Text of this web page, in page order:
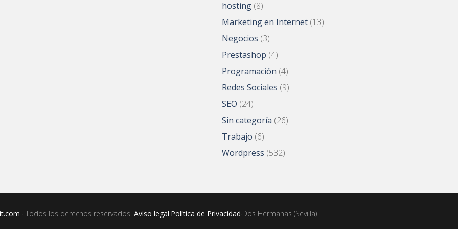
hosting (8)
Marketing en Internet (13)
Negocios (3)
Prestashop (4)
Programación (4)
Redes Sociales (9)
SEO (24)
Sin categoría (26)
Trabajo (6)
Wordpress (532)
· Todos los derechos reservados ·Aviso legal·Política de Privacidad·Dos Hermanas (Sevilla)